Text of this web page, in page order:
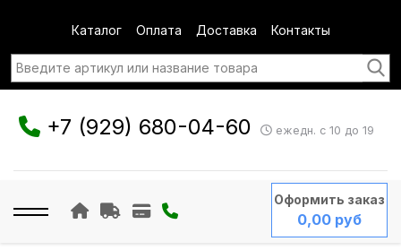
Каталог Оплата Доставка Контакты
+7 (929) 680-04-60 ежедн. с 10 до 19
Оформить заказ
0,00 руб